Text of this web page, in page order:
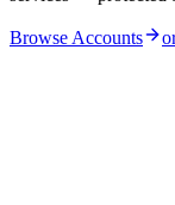
Browse Accounts